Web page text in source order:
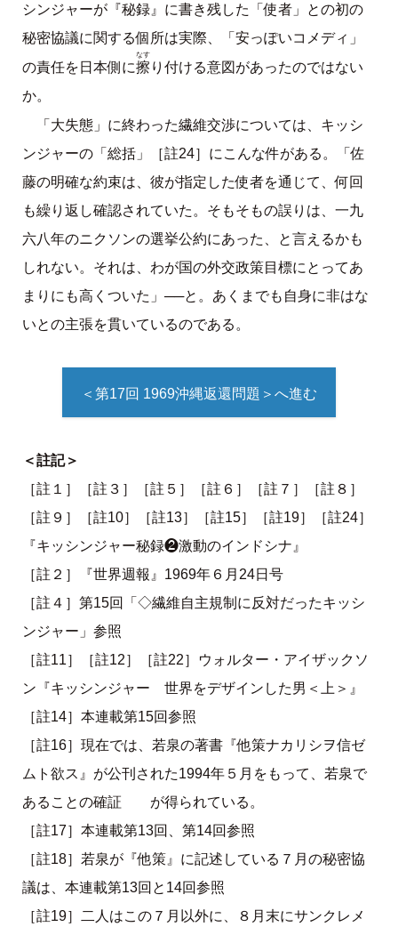
シンジャーが『秘録』に書き残した「使者」との初の
秘密協議に関する個所は実際、「安っぽいコメディ」
の責任を日本側に擦
なす
り付ける意図があったのではない
か。
「大失態」に終わった繊維交渉については、キッシ
ンジャーの「総括」［註24］にこんな件がある。「佐
藤の明確な約束は、彼が指定した使者を通じて、何回
も繰り返し確認されていた。そもそもの誤りは、一九
六八年のニクソンの選挙公約にあった、と言えるかも
しれない。それは、わが国の外交政策目標にとってあ
まりにも高くついた」──と。あくまでも自身に非はな
いとの主張を貫いているのである。
＜第17回 1969沖縄返還問題＞へ進む
＜註記＞
［註１］［註３］［註５］［註６］［註７］［註８］
［註９］［註10］［註13］［註15］［註19］［註24］
『キッシンジャー秘録❷激動のインドシナ』
［註２］『世界週報』1969年６月24日号
［註４］第15回「◇繊維自主規制に反対だったキッシ
ンジャー」参照
［註11］［註12］［註22］ウォルター・アイザックソ
ン『キッシンジャー 世界をデザインした男＜上＞』
［註14］本連載第15回参照
［註16］現在では、若泉の著書『他策ナカリシヲ信ゼ
ムト欲ス』が公刊された1994年５月をもって、若泉で
あることの確証 が得られている。
［註17］本連載第13回、第14回参照
［註18］若泉が『他策』に記述している７月の秘密協
議は、本連載第13回と14回参照
［註19］二人はこの７月以外に、８月末にサンクレメ